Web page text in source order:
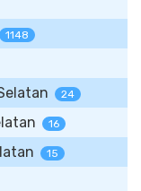
1148
24
16
15